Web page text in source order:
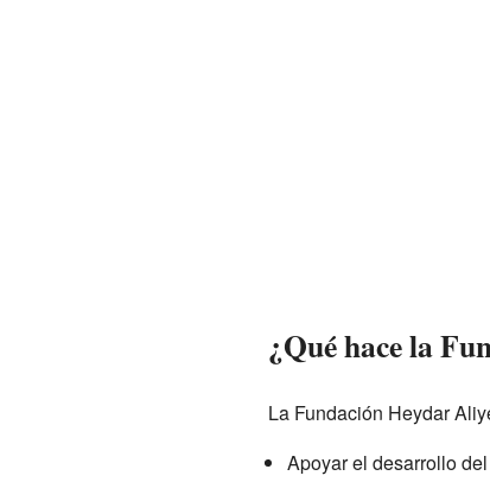
¿Qué hace la
La Fundación Heydar
Apoyar el desarrollo